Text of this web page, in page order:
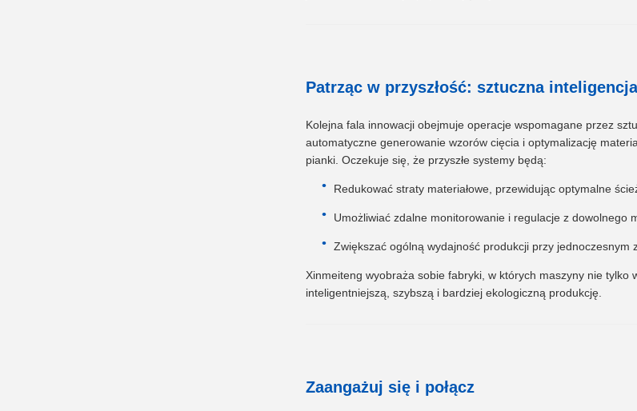
Patrząc w przyszłość: sztuczna
Kolejna fala innowacji obejmuje operacje wspomagane przez
automatyczne generowanie wzorów cięcia i optymalizację
pianki. Oczekuje się, że przyszłe systemy będą:
Redukować straty materiałowe, przewidując optymalne
Umożliwiać zdalne monitorowanie i regulacje z dowolnego
Zwiększać ogólną wydajność produkcji przy jednoczesnym
Xinmeiteng wyobraża sobie fabryki, w których maszyny nie
inteligentniejszą, szybszą i bardziej ekologiczną produkcję.
Zaangażuj się i połącz